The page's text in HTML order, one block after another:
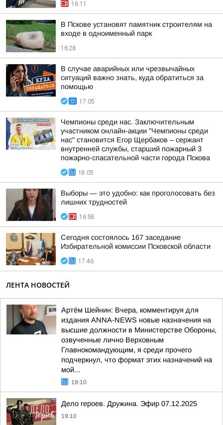
16:11
В Пскове установят памятник строителям на
входе в одноименный парк
16:28
В случае аварийных или чрезвычайных
ситуаций важно знать, куда обратиться за
помощью
17:05
Чемпионы среди нас. Заключительным
участником онлайн-акции "Чемпионы среди
нас" становится Егор Щербаков – сержант
внутренней службы, старший пожарный 3
пожарно-спасательной части города Пскова
18:05
Выборы — это удобно: как проголосовать без
лишних трудностей
16:58
Сегодня состоялось 167 заседание
Избирательной комиссии Псковской области
17:46
ЛЕНТА НОВОСТЕЙ
Артём Шейнин: Вчера, комментируя для
издания ANNA-NEWS новые назначения на
высшие должности в Министерстве Обороны,
озвученные лично Верховным
Главнокомандующим, я среди прочего
подчеркнул, что формат этих назначений на
мой...
19:10
Дело героев. Дружина. Эфир 07.12.2025
19:10